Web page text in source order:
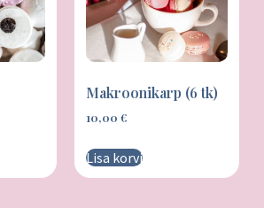
Makroonikarp (6 tk)
10,00 €
Lisa korvi